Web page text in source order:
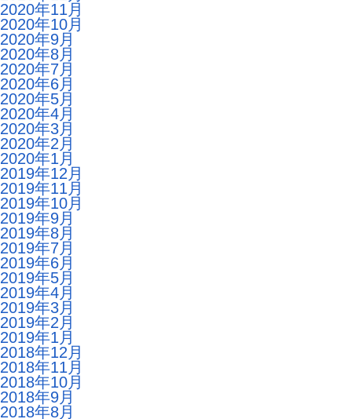
2020年11月
2020年10月
2020年9月
2020年8月
2020年7月
2020年6月
2020年5月
2020年4月
2020年3月
2020年2月
2020年1月
2019年12月
2019年11月
2019年10月
2019年9月
2019年8月
2019年7月
2019年6月
2019年5月
2019年4月
2019年3月
2019年2月
2019年1月
2018年12月
2018年11月
2018年10月
2018年9月
2018年8月